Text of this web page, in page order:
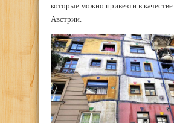
которые можно привезти в
Австрии.